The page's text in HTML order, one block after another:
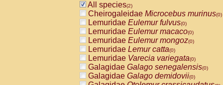
All species(2)
Cheirogaleidae Microcebus murinus(0)
Lemuridae Eulemur fulvus(0)
Lemuridae Eulemur macaco(0)
Lemuridae Eulemur mongoz(0)
Lemuridae Lemur catta(0)
Lemuridae Varecia variegata(0)
Galagidae Galago senegalensis(0)
Galagidae Galago demidovii(0)